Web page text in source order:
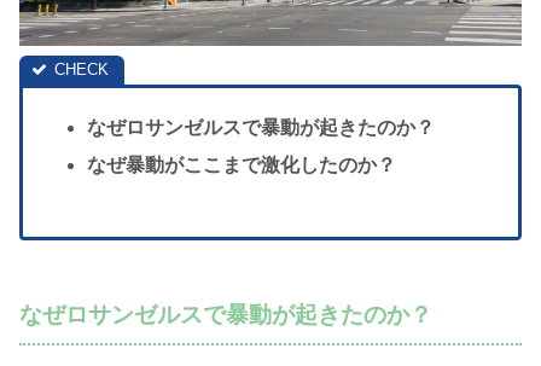
なぜロサンゼルスで暴動が起きたのか？
なぜ暴動がここまで激化したのか？
なぜロサンゼルスで暴動が起きたのか？